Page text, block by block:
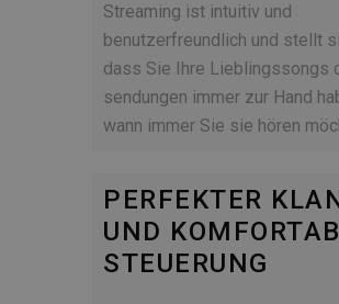
Streaming ist intuitiv und
benutzerfreundlich und stellt
dass Sie Ihre Lieblingssongs
sendungen immer zur Hand
wann immer Sie sie hören
PERFEKTER
UND
STEUERUNG